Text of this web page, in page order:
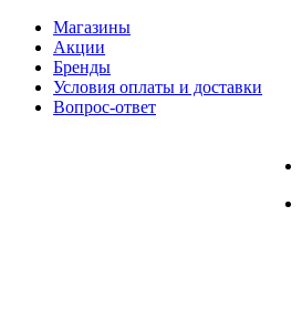
Магазины
Акции
Бренды
Условия оплаты и доставки
Вопрос-ответ